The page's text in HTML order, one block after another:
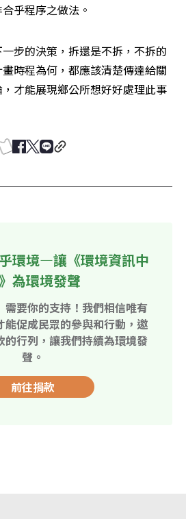
乎程序之做法。
步的決策，拆還是不拆，不拆的
時程為何，都應該清楚傳達給關
才能展現鄉公所想好好處理此事
環境—讓《環境資訊中
為環境發聲
需要你的支持！我們相信唯有
能促成民眾的參與和行動，邀
的行列，讓我們持續為環境發
聲。
前往捐款